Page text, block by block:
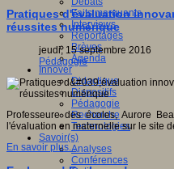
Faits marquants
Interviews
Reportages
Brèves
Agenda
Innover
Didactique
Dispositifs
Pédagogie
Recherche
Technologies
Savoir(s)
Analyses
Conférences
Pratiques d'évaluation
réussites numérique
jeudi, 15 septembre 2016
Pédagogie
Professeure des écoles, Aurore
l'évaluation en maternelle sur le site
En savoir plus...